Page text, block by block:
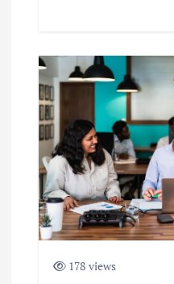
178 views